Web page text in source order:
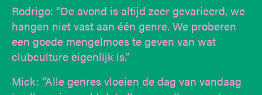
Rodrigo: “De avond is altijd zeer gevarieerd, we
hangen niet vast aan één genre. We proberen
een goede mengelmoes te geven van wat
clubculture eigenlijk is.”
Mick: “Alle genres vloeien de dag van vandaag